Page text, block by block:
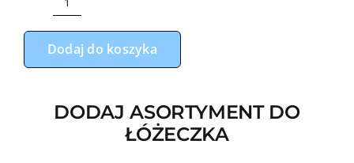
ilość
Komplet
do
elementowy
Dodaj do koszyka
DODAJ ASORTYMENT DO
ŁÓŻECZKA